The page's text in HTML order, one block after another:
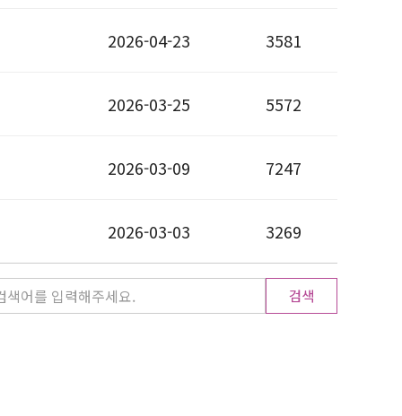
2026-04-23 3581
2026-03-25 5572
2026-03-09 7247
2026-03-03 3269
검색